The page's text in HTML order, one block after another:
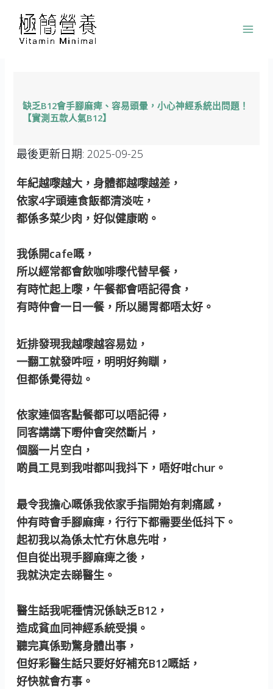
缺乏B12會手腳麻痺、容易頭暈，小心神經系統出問題！
【實測五款人氣B12】
最後更新日期: 2025-09-25
年紀越嚟越大，身體都越嚟越差，
依家4字頭連食飯都清淡咗，
都係多菜少肉，好似健康啲。
我係開cafe嘅，
所以經常都會飲咖啡嚟代替早餐，
有時忙起上嚟，午餐都會唔記得食，
有時仲會一日一餐，所以腸胃都唔太好。
近排發現我越嚟越容易攰，
一翻工就發吽哣，明明好夠瞓，
但都係覺得攰。
依家連個客點餐都可以唔記得，
同客講講下嘢仲會突然斷片，
個腦一片空白，
啲員工見到我咁都叫我抖下，唔好咁chur。
最令我擔心嘅係我依家手指開始有刺痛感，
仲有時會手腳麻痺，行行下都需要坐低抖下。
起初我以為係太忙冇休息先咁，
但自從出現手腳麻痺之後，
我就決定去睇醫生。
醫生話我呢種情況係缺乏B12，
造成貧血同神經系統受損。
聽完真係勁驚身體出事，
但好彩醫生話只要好好補充B12嘅話，
好快就會冇事。